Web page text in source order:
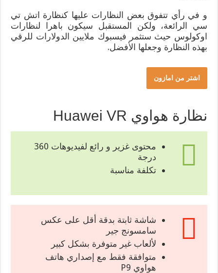
و في رأي تتفوق بعض النظارات عليها كنظارة اتش تي
سي الرائعة، ولكن المستقبل سيكون باهرا لنظارات
اوكولوس حيث ستثمر فيسبوك ملايين الدولارات للرقي
بهذه النظارة وجعلها الأفضل.
اشتر من امازون
نظارة هواوي Huawei VR
محتوى غزير و رائع لفيديوهات 360
درجة
تكلفة مناسبة
شاشة ثابتة بدقة أقل على عكس
سامسونج جير
لألعاب غير متوفرة بشكل كبير
متوافقة فقط مع إصداري هاتف
هواوي P9